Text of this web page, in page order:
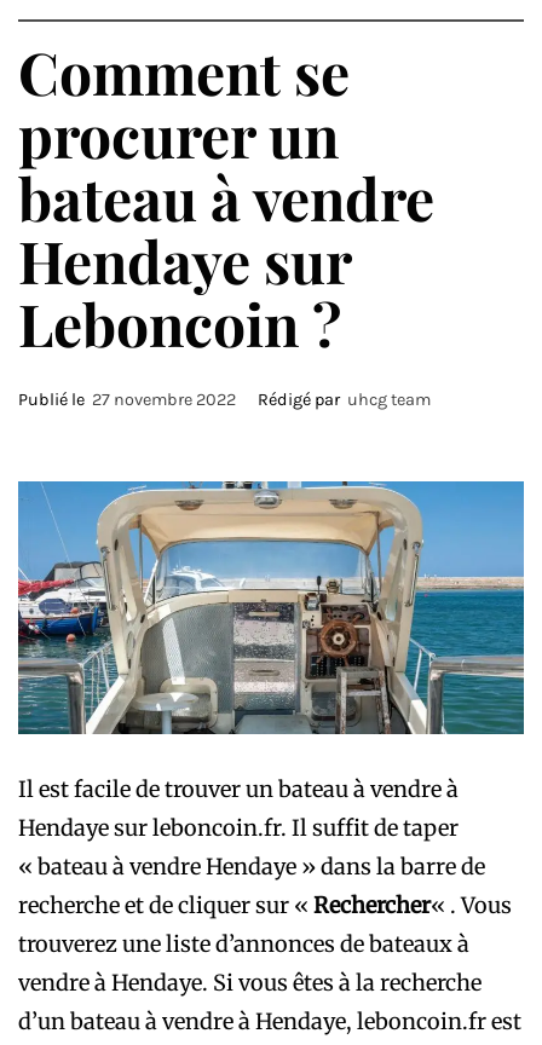
Comment se
procurer un
bateau à vendre
Hendaye sur
Leboncoin ?
Publié le 27 novembre 2022 Rédigé par uhcg team
Il est facile de trouver un bateau à vendre à
Hendaye sur leboncoin.fr. Il suffit de taper
« bateau à vendre Hendaye » dans la barre de
recherche et de cliquer sur « Rechercher« . Vous
trouverez une liste d’annonces de bateaux à
vendre à Hendaye. Si vous êtes à la recherche
d’un bateau à vendre à Hendaye, leboncoin.fr est